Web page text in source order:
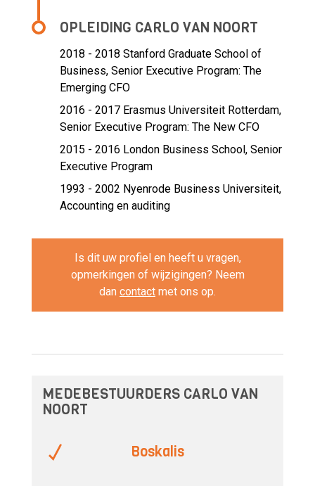
OPLEIDING CARLO VAN NOORT
2018 - 2018 Stanford Graduate School of
Business, Senior Executive Program: The
Emerging CFO
2016 - 2017 Erasmus Universiteit Rotterdam,
Senior Executive Program: The New CFO
2015 - 2016 London Business School, Senior
Executive Program
1993 - 2002 Nyenrode Business Universiteit,
Accounting en auditing
Is dit uw profiel en heeft u vragen,
opmerkingen of wijzigingen? Neem
dan contact met ons op.
MEDEBESTUURDERS CARLO VAN
NOORT
Boskalis